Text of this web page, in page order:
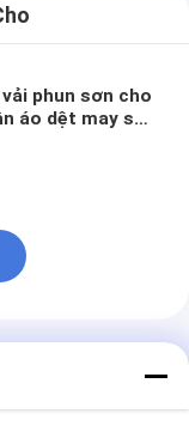
phun sơn cho
áo dệt may sơn